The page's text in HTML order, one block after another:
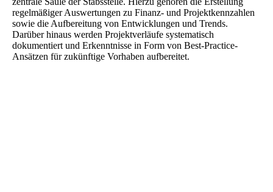
regelmäßiger Auswertungen zu Finanz- und Projektkennzahlen
sowie die Aufbereitung von Entwicklungen und Trends.
Darüber hinaus werden Projektverläufe systematisch
dokumentiert und Erkenntnisse in Form von Best-Practice-
Ansätzen für zukünftige Vorhaben aufbereitet.